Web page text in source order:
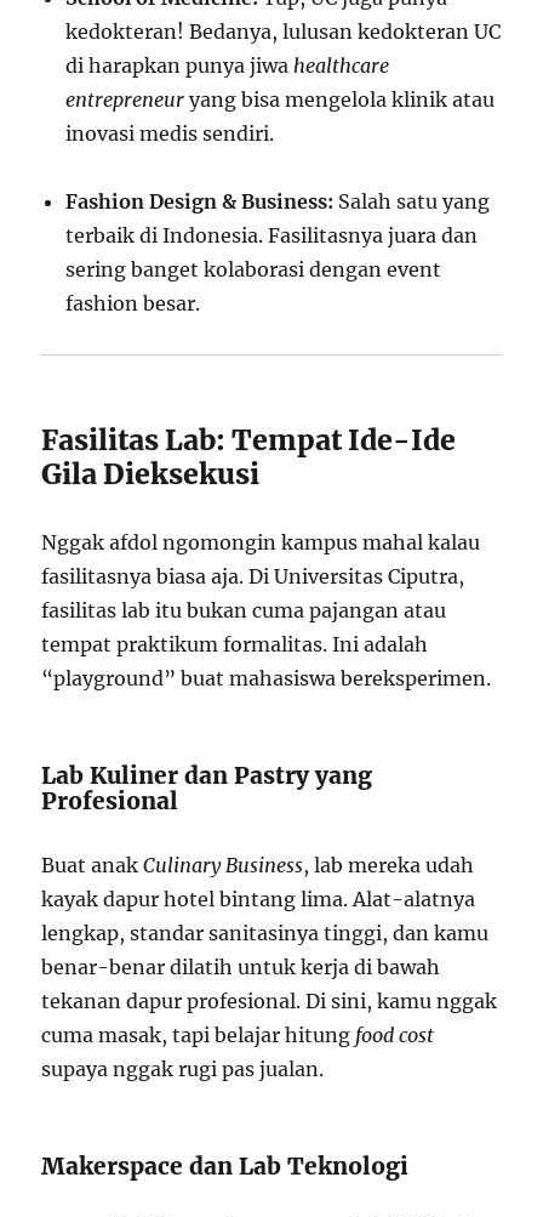
kedokteran! Bedanya, lulusan kedokteran UC
di harapkan punya jiwahealthcare
entrepreneur yang bisa mengelola klinik atau
inovasi medis sendiri.
Fashion Design & Business: Salah satu yang
terbaik di Indonesia. Fasilitasnya juara dan
sering banget kolaborasi dengan event
fashion besar.
Fasilitas Lab: Tempat Ide-Ide
Gila Dieksekusi
Nggak afdol ngomongin kampus mahal kalau
fasilitasnya biasa aja. Di Universitas Ciputra,
fasilitas lab itu bukan cuma pajangan atau
tempat praktikum formalitas. Ini adalah
“playground” buat mahasiswa bereksperimen.
Lab Kuliner dan Pastry yang
Profesional
Buat anakCulinary Business, lab mereka udah
kayak dapur hotel bintang lima. Alat-alatnya
lengkap, standar sanitasinya tinggi, dan kamu
benar-benar dilatih untuk kerja di bawah
tekanan dapur profesional. Di sini, kamu nggak
cuma masak, tapi belajar hitung food cost
supaya nggak rugi pas jualan.
Makerspace dan Lab Teknologi